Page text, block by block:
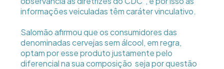
informações veiculadas têm caráter vinculativo.
Salomão afirmou que os consumidores das
denominadas cervejas sem álcool, em regra,
optam por esse produto justamente pelo
diferencial na sua composição  seja por questão